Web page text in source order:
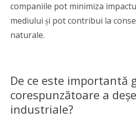
companiile pot minimiza
mediului și pot contribui la
naturale.
De ce este importantă
corespunzătoare a
industriale?